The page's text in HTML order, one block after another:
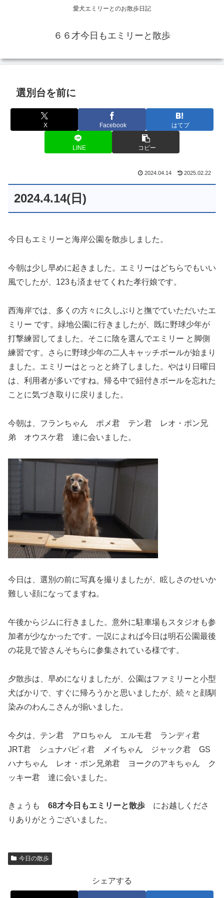
愛犬エミリーとのお散歩日記
６６才今日もエミリーと散歩
選別台を前に
X Facebook はてブ
LINE コピー
2024.04.14 2025.02.22
2024.4.14(日)
今日もエミリーと海岸公園を散歩しました。
今朝は少し早めに起きました。エミリーはどちらでもいい
風でしたが、123も済ませてくれた孝行娘です。
西海岸では、多くの方々に久しぶりと撫でていただいたエ
ミリー です。緑地公園に行きましたが、既に野球少年が
打撃練習してました。そこに陰を選んでエミリー と脚側
練習です。さらに野球少年の二人キャッチボールが始まり
ました。エミリーはとっとと終了しました。やはり日曜日
は、利用者が多いですね。帰る中で紐付きボールを忘れた
ことに気づき取りに戻りました。
今朝は、フランちゃん ポメ君 テン君 レオ・ポン兄
弟 オウスケ君 達に会いました。
今日は、選別の前に写真を撮りましたが、眩しさのせいか
難しい顔になってますね。
午後からジムに行きました。意外に駐車場もスタジオも参
加者が少なかったです。一説によれば今日は明石公園最後
の花見で皆さんそちらに参集されている様です。
夕散歩は、早めになりましたが、公園はファミリーと小型
犬ばかりで、すぐに帰ろうかと思いましたが、続々と顔馴
染みのわんこさんが揃いました。
今夕は、テン君 アロちゃん エルモ君 ランディ君
JRT君 シュナパピィ君 メイちゃん ジャック君 GS
ハナちゃん レオ・ポン兄弟君 ヨークのアキちゃん ク
ッキー君 達に会いました。
きょうも 68才今日もエミリーと散歩 にお越しくださ
りありがとうございました。
今日の散歩
シェアする